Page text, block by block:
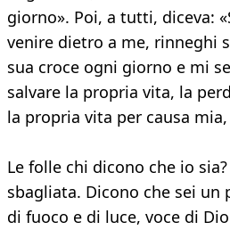
giorno». Poi, a tutti, diceva:
venire dietro a me, rinneghi
sua croce ogni giorno e mi
salvare la propria vita, la
la propria vita per causa mia,
Le folle chi dicono che io
sbagliata. Dicono che sei un
di fuoco e di luce, voce di